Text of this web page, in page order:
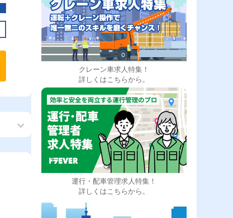
クレーン車求人特集！
詳しくはこちらから。
運行・配車管理求人特集！
詳しくはこちらから。